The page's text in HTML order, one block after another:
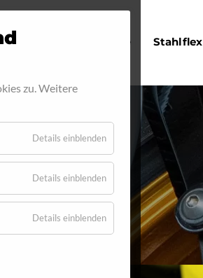
überspringen
Startseite Stahlflex
zu. Weitere
Details einblenden
Details einblenden
Details einblenden